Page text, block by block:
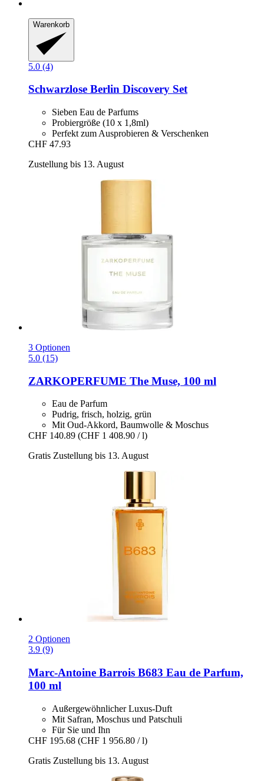
Warenkorb
5.0 (4)
Schwarzlose Berlin Discovery Set
Sieben Eau de Parfums
Probiergröße (10 x 1,8ml)
Perfekt zum Ausprobieren & Verschenken
CHF 47.93
Zustellung bis 13. August
3 Optionen
5.0 (15)
ZARKOPERFUME The Muse, 100 ml
Eau de Parfum
Pudrig, frisch, holzig, grün
Mit Oud-Akkord, Baumwolle & Moschus
CHF 140.89 (CHF 1 408.90 / l)
Gratis Zustellung bis 13. August
2 Optionen
3.9 (9)
Marc-Antoine Barrois B683 Eau de Parfum,
100 ml
Außergewöhnlicher Luxus-Duft
Mit Safran, Moschus und Patschuli
Für Sie und Ihn
CHF 195.68 (CHF 1 956.80 / l)
Gratis Zustellung bis 13. August